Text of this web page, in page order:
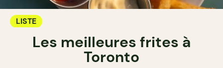
LISTE
Les meilleures frites à
Toronto